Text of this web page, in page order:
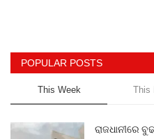
POPULAR POSTS
This Week This
ରାଜଧାନୀରେ